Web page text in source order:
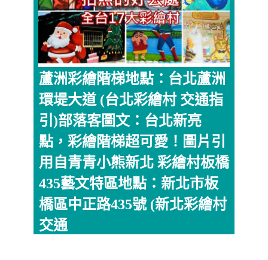
蘆洲彩繪階梯地點：台北蘆洲
環堤大道 (台北彩繪村 交通指
引)部落客圖文：台北新亮
點，彩繪階梯超可愛！圖片引
用自青青小熊新北 彩繪村板橋
435藝文特區地點：新北市板
橋區中正路435號 (新北彩繪村
交通